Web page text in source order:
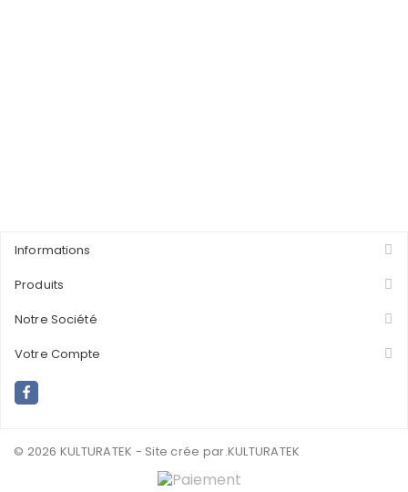
Informations
Produits
Notre Société
Votre Compte
© 2026 KULTURATEK - Site crée par.KULTURATEK